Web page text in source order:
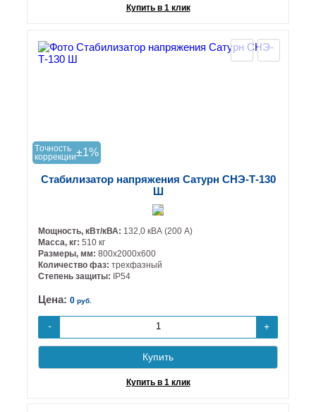
Купить в 1 клик
Tочность
коррекции±1%
Стабилизатор напряжения Сатурн СНЭ-Т-130
Ш
Мощность, кВт/кВА: 132,0 кВА (200 А)
Масса, кг: 510 кг
Размеры, мм: 800х2000х600
Количество фаз: трехфазный
Степень защиты: IP54
Цена: 0 руб.
- +
Купить
Купить в 1 клик